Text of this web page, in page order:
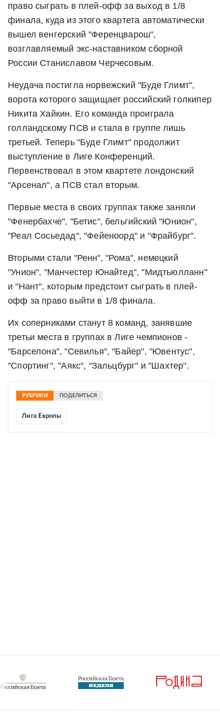
право сыграть в плей-офф за выход в 1/8
финала, куда из этого квартета автоматически
вышел венгерский "Ференцварош",
возглавляемый экс-наставником сборной
России Станиславом Черчесовым.
Неудача постигла норвежский "Буде Глимт",
ворота которого защищает российский голкипер
Никита Хайкин. Его команда проиграла
голландскому ПСВ и стала в группе лишь
третьей. Теперь "Буде Глимт" продолжит
выступление в Лиге Конференций.
Первенствовал в этом квартете лондонский
"Арсенал", а ПСВ стал вторым.
Первые места в своих группах также заняли
"Фенербахче", "Бетис", бельгийский "Юнион",
"Реал Сосьедад", "Фейеноорд" и "Фрайбург".
Вторыми стали "Ренн", "Рома", немецкий
"Унион", "Манчестер Юнайтед", "Мидтьюлланн"
и "Нант", которым предстоит сыграть в плей-
офф за право выйти в 1/8 финала.
Их соперниками станут 8 команд, занявшие
третьи места в группах в Лиге чемпионов -
"Барселона", "Севилья", "Байер", "Ювентус",
"Спортинг", "Аякс", "Зальцбург" и "Шахтер".
РУБРИКИ ПОДЕЛИТЬСЯ
Лига Европы